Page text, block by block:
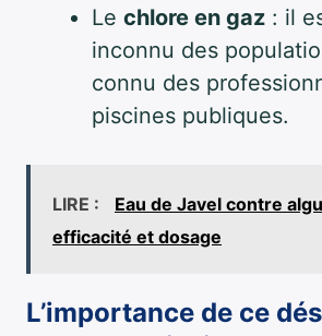
Le chlore en gaz : il
inconnu des
connu des
piscines publiques.
LIRE :
Eau de Javel contre
efficacité et dosage
L’importance de ce